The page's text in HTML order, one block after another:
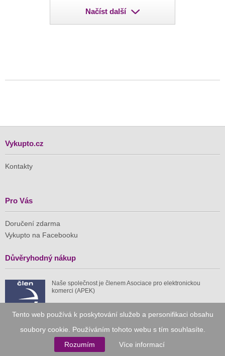
Tento web používá k poskytování služeb a personifikaci obsahu
soubory cookie. Používáním tohoto webu s tím souhlasíte.
Rozumím
Více informací
Načíst další
Vykupto.cz
Kontakty
Pro Vás
Doručení zdarma
Vykupto na Facebooku
Důvěryhodný nákup
Naše společnost je členem Asociace pro elektronickou
komerci (APEK)